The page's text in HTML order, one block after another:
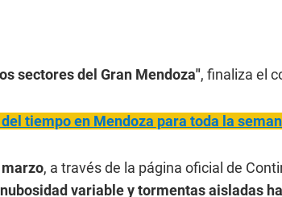
sectores del Gran Mendoza", finaliza el
tiempo en Mendoza para toda la
, a través de la página oficial de
variable y tormentas aisladas